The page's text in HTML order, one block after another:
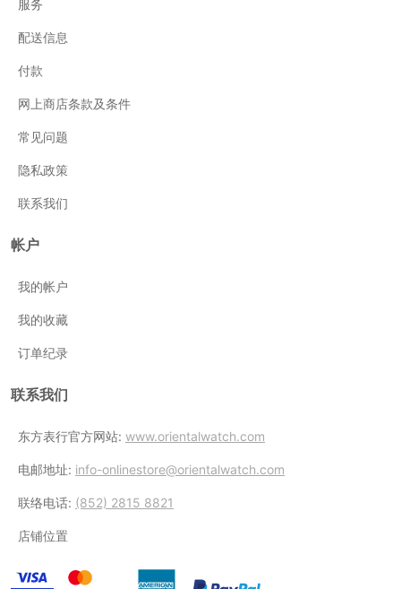
服务
配送信息
付款
网上商店条款及条件
常见问题
隐私政策
联系我们
帐户
我的帐户
我的收藏
订单纪录
联系我们
东方表行官方网站: www.orientalwatch.com
电邮地址: info-onlinestore@orientalwatch.com
联络电话: (852) 2815 8821
店铺位置